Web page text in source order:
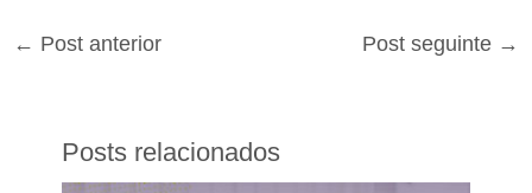
← Post anterior Post seguinte →
Posts relacionados